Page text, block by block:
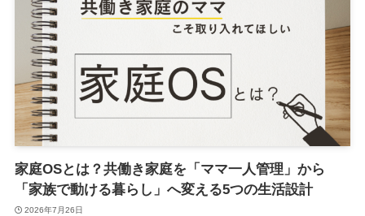
家庭OSとは？共働き家庭を「ママ一人管理」から
「家族で動ける暮らし」へ変える5つの生活設計
2026年7月26日